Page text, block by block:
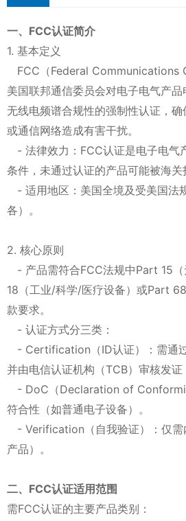
一、FCC认证简介
1. 基本定义
FCC（Federal Communications
美国联邦通信委员会对电子电气产
无线电频谱合规性的强制性认证，
或通信网络造成有害干扰。
- 法律效力：FCC认证是电子电气
条件，未通过认证的产品可能被海
- 适用地区：美国全境及受美国法
各）。
2. 核心原则
- 产品需符合FCC法规中Part 15
18（工业/科学/医疗设备）或Part
款要求。
- 认证方式分三类：
- Certification（ID认证）：需通
并由电信认证机构（TCB）审核发
- DoC（Declaration of
符合性（如普通电子设备）。
- Verification（自我验证）：仅需
产品）。
二、FCC认证适用范围
需FCC认证的主要产品类别：